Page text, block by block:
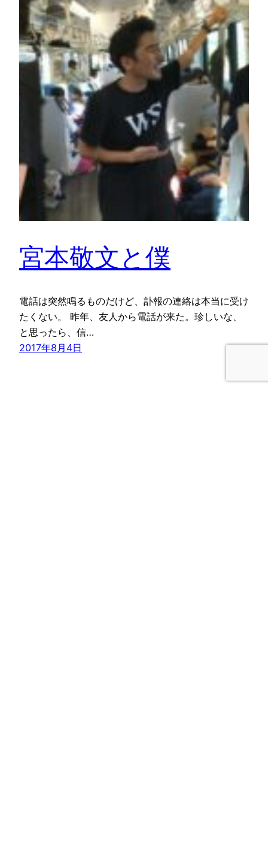
宮本敬文と僕
電話は突然鳴るものだけど、訃報の連絡は本当に受け
たくない。 昨年、友人から電話が来た。珍しいな、
と思ったら、信…
2017年8月4日